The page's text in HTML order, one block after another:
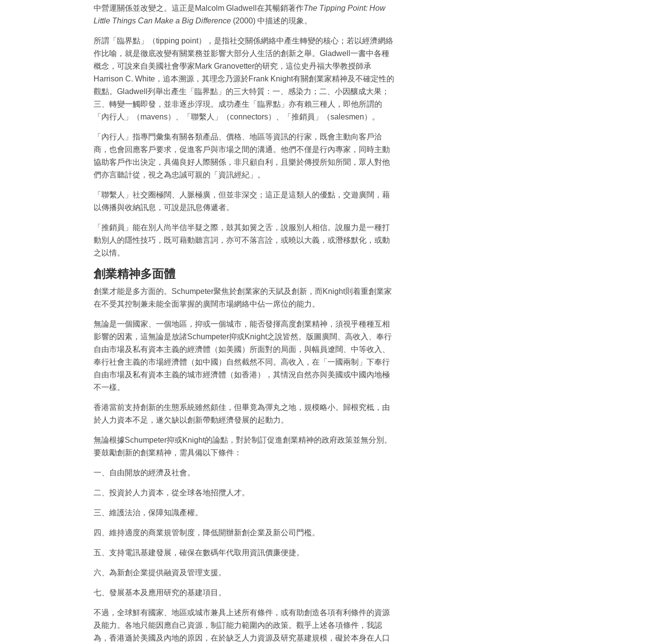
中營運關係並改變之。這正是Malcolm Gladwell在其暢銷著作The Tipping Point: How
Little Things Can Make a Big Difference (2000) 中描述的現象。
所謂「臨界點」（tipping point），是指社交關係網絡中產生轉變的核心；若以經濟網絡
作比喻，就是徹底改變有關業務並影響大部分人生活的創新之舉。Gladwell一書中各種
概念，可說來自美國社會學家Mark Granovetter的研究，這位史丹福大學教授師承
Harrison C. White，追本溯源，其理念乃源於Frank Knight有關創業家精神及不確定性的
觀點。Gladwell列舉出產生「臨界點」的三大特質：一、感染力；二、小因釀成大果；
三、轉變一觸即發，並非逐步浮現。成功產生「臨界點」亦有賴三種人，即他所謂的
「內行人」（mavens）、「聯繫人」（connectors）、「推銷員」（salesmen）。
「內行人」指專門彙集有關各類產品、價格、地區等資訊的行家，既會主動向客戶洽
商，也會回應客戶要求，促進客戶與市場之間的溝通。他們不僅是行內專家，同時主動
協助客戶作出決定，具備良好人際關係，非只顧自利，且樂於傳授所知所聞，眾人對他
們亦言聽計從，視之為忠誠可親的「資訊經紀」。
「聯繫人」社交圈極闊、人脈極廣，但並非深交；這正是這類人的優點，交遊廣闊，藉
以傳播與收納訊息，可說是訊息傳遞者。
「推銷員」能在別人尚半信半疑之際，鼓其如簧之舌，說服別人相信。說服力是一種打
動別人的隱性技巧，既可藉動聽言詞，亦可不落言詮，或曉以大義，或潛移默化，或動
之以情。
創業精神多面體
創業才能是多方面的。Schumpeter聚焦於創業家的天賦及創新，而Knight則着重創業家
在不受其控制兼未能全面掌握的廣闊市場網絡中佔一席位的能力。
無論是一個國家、一個地區，抑或一個城市，能否發揮高度創業精神，須視乎種種互相
影響的因素，這無論是放諸Schumpeter抑或Knight之說皆然。版圖廣闊、高收入、奉行
自由市場及私有資本主義的經濟體（如美國）所面對的局面，與幅員遼闊、中等收入、
奉行社會主義的市場經濟體（如中國）自然截然不同。高收入，在「一國兩制」下奉行
自由市場及私有資本主義的城市經濟體（如香港），其情況自然亦與美國或中國內地極
不一樣。
香港當前支持創新的生態系統雖然頗佳，但畢竟為彈丸之地，規模略小。歸根究柢，由
於人力資本不足，遂欠缺以創新帶動經濟發展的起動力。
無論根據Schumpeter抑或Knight的論點，對於制訂促進創業精神的政府政策並無分別。
要鼓勵創新的創業精神，需具備以下條件：
一、自由開放的經濟及社會。
二、投資於人力資本，從全球各地招攬人才。
三、維護法治，保障知識產權。
四、維持適度的商業規管制度，降低開辦新創企業及新公司門檻。
五、支持電訊基建發展，確保在數碼年代取用資訊價廉便捷。
六、為新創企業提供融資及管理支援。
七、發展基本及應用研究的基建項目。
不過，全球鮮有國家、地區或城市兼具上述所有條件，或有助創造各項有利條件的資源
及能力。各地只能因應自己資源，制訂能力範圍內的政策。觀乎上述各項條件，我認
為，香港遜於美國及內地的原因，在於缺乏人力資源及研究基建規模，礙於本身在人口